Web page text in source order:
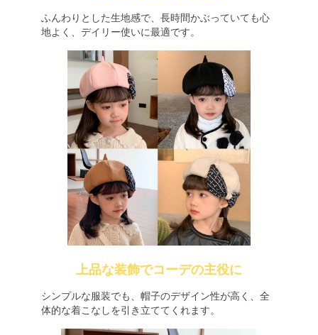
ふんわりとした生地感で、長時間かぶっていても心
地よく、デイリー使いに最適です。
上品な装飾でコーデの主役に
シンプルな服装でも、帽子のデザイン性が高く、全
体的な着こなしを引き立ててくれます。